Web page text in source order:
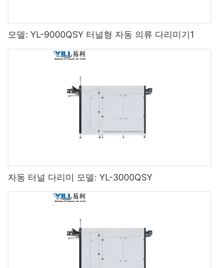
모델: YL-9000QSY 터널형 자동 의류 다리미기1
자동 터널 다리미 모델: YL-3000QSY